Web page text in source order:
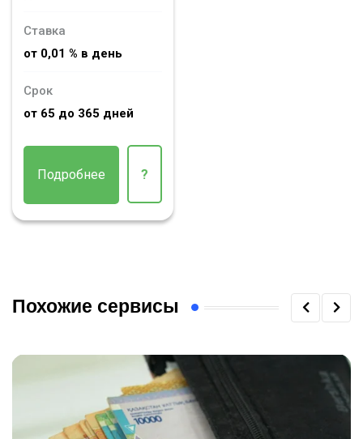
Ставка
от 0,01 % в день
Срок
от 65 до 365 дней
Подробнее ?
Похожие сервисы